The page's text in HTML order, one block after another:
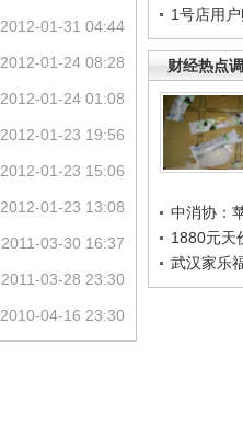
1号店用
财经热点
中消协：
1880元天
武汉家乐
2012-01-31 04:44
2012-01-24 08:28
2012-01-24 01:08
2012-01-23 19:56
2012-01-23 15:06
2012-01-23 13:08
2011-03-30 16:37
2011-03-28 23:30
2010-04-16 23:30